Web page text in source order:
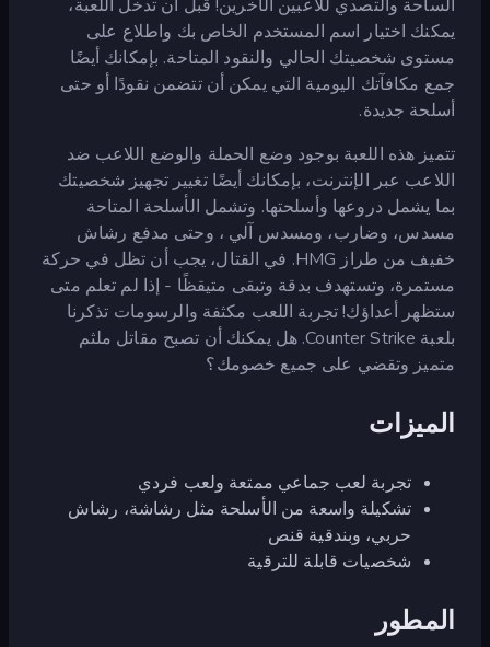
الساحة والتصدي للاعبين الآخرين! قبل أن تدخل اللعبة،
يمكنك اختيار اسم المستخدم الخاص بك واطلاع على
مستوى شخصيتك الحالي والنقود المتاحة. بإمكانك أيضًا
جمع مكافآتك اليومية التي يمكن أن تتضمن نقودًا أو حتى
أسلحة جديدة.
تتميز هذه اللعبة بوجود وضع الحملة والوضع اللاعب ضد
اللاعب عبر الإنترنت، بإمكانك أيضًا تغيير تجهيز شخصيتك
بما يشمل دروعها وأسلحتها. وتشمل الأسلحة المتاحة
مسدس، وضارب، ومسدس آلي ، وحتى مدفع رشاش
خفيف من طراز HMG. في القتال، يجب أن تظل في حركة
مستمرة، وتستهدف بدقة وتبقى متيقظًا - إذا لم تعلم متى
ستظهر أعداؤك! تجربة اللعب مكثفة والرسومات تذكرنا
بلعبة Counter Strike. هل يمكنك أن تصبح مقاتل ملثم
متميز وتقضي على جميع خصومك؟
الميزات
تجربة لعب جماعي ممتعة ولعب فردي
تشكيلة واسعة من الأسلحة مثل رشاشة، رشاش
حربي، وبندقية قنص
شخصيات قابلة للترقية
المطور